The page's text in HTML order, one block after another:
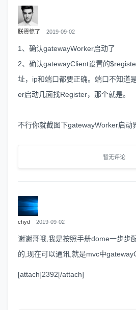
朕震惊了 2019-09-02
1、确认gatewayWorker启动了
2、确认gatewayClient设置的
址，ip和端口都要正确。端口不知道
er启动几面找Register，那个就是。
不行你就截图下gatewayWorker启动
暂无评论
chyd 2019-09-02
谢谢哥哦,我是按照手册dome一步步
的,现在可以通讯,就是mvc中
[attach]2392[/attach]